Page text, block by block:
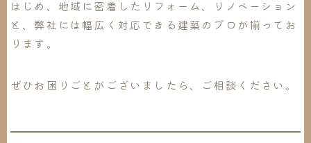
はじめ、地域に密着したリフォーム、リノベーション
と、弊社には幅広く対応できる建築のプロが揃ってお
ります。
ぜひお困りごとがございましたら、ご相談ください。